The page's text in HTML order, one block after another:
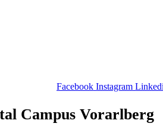
Facebook Instagram
Campus Vorarlberg